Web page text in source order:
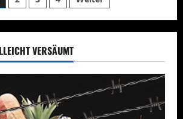
Band
VERSÄUMT